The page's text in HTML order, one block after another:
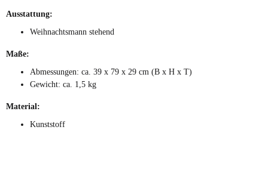
Ausstattung:
Weihnachtsmann stehend
Maße:
Abmessungen: ca. 39 x 79 x 29 cm (B x H x T)
Gewicht: ca. 1,5 kg
Material:
Kunststoff